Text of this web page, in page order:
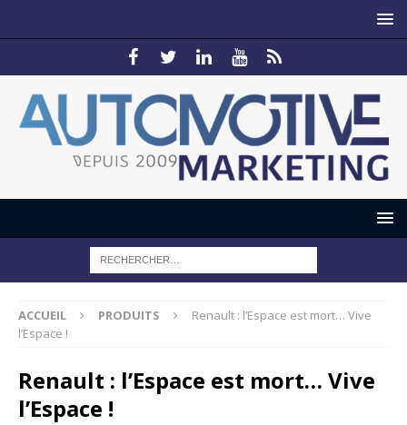
ACCUEIL PRODUITS
Renault : l’Espace est mort… Vive
l’Espace !
Renault : l’Espace est mort… Vive
l’Espace !